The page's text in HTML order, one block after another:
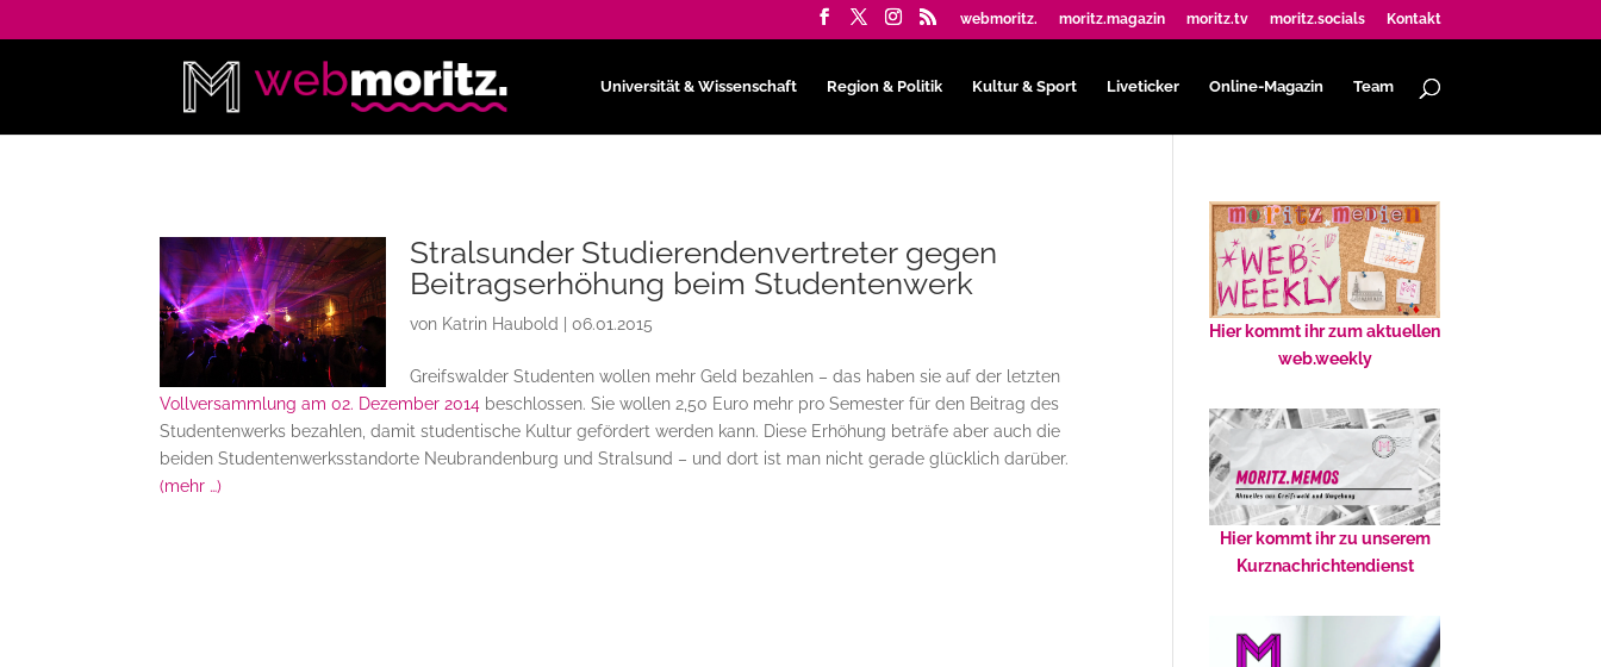
webmoritz. moritz.magazin moritz.tv moritz.socials Kontakt
Universität & Wissenschaft Region & Politik Kultur & Sport Liveticker Online-Magazin Team
Stralsunder Studierendenvertreter gegen
Beitragserhöhung beim Studentenwerk
von Katrin Haubold |06.01.2015
Greifswalder Studenten wollen mehr Geld bezahlen – das haben sie auf der letzten
Vollversammlung am 02. Dezember 2014 beschlossen. Sie wollen 2,50 Euro mehr pro Semester für den Beitrag des
Studentenwerks bezahlen, damit studentische Kultur gefördert werden kann. Diese Erhöhung beträfe aber auch die
beiden Studentenwerksstandorte Neubrandenburg und Stralsund – und dort ist man nicht gerade glücklich darüber.
(mehr …)
Hier kommt ihr zum aktuellen
web.weekly
Hier kommt ihr zu unserem
Kurznachrichtendienst